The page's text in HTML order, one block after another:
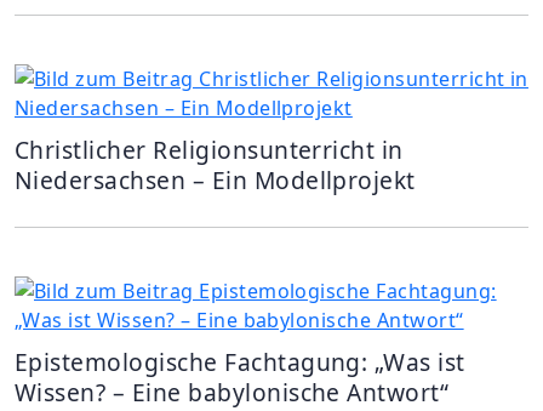
Christlicher Religionsunterricht in
Niedersachsen – Ein Modellprojekt
Epistemologische Fachtagung: „Was ist
Wissen? – Eine babylonische Antwort“